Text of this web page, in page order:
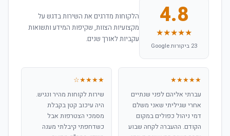
4.8
★★★★★
23 ביקורות Google
הלקוחות מדרגים את השירות בדגש על
מקצועיות הצוות, שקיפות המידע ותשואות
עקביות לאורך שנים.
★★★★★
עברתי אליהם לפני שנתיים
אחרי שגיליתי שאני משלם
דמי ניהול כפולים במקום
הקודם. ההעברה לקחה שבוע
★★★★☆
שירות לקוחות מהיר ונגיש.
היה עיכוב קטן בקבלת
מסמכי הצטרפות אבל
כשדחפתי קיבלתי מענה